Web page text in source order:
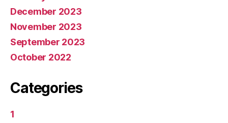
December 2023
November 2023
September 2023
October 2022
Categories
1